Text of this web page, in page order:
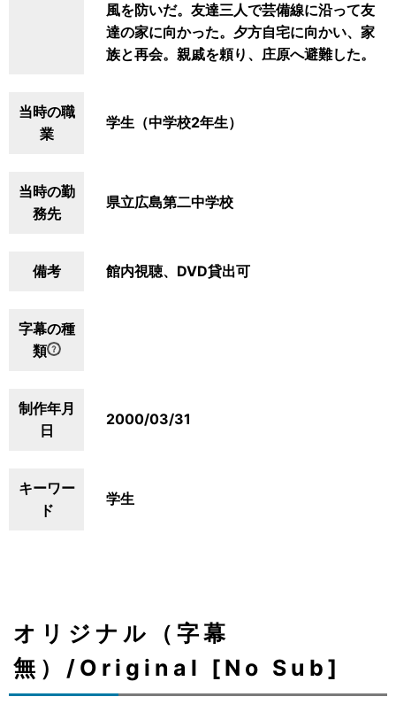
風を防いだ。友達三人で芸備線に沿って友
達の家に向かった。夕方自宅に向かい、家
族と再会。親戚を頼り、庄原へ避難した。
当時の職
業
学生（中学校2年生）
当時の勤
務先
県立広島第二中学校
備考 館内視聴、DVD貸出可
字幕の種
類
制作年月
日
2000/03/31
キーワー
ド
学生
オリジナル（字幕
無）/Original [No Sub]